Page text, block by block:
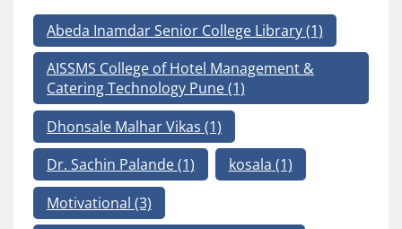
Abeda Inamdar Senior College Library(1)
AISSMS College of Hotel Management &
Catering Technology Pune(1)
Dhonsale Malhar Vikas (1)
Dr. Sachin Palande(1) kosala (1)
Motivational (3)